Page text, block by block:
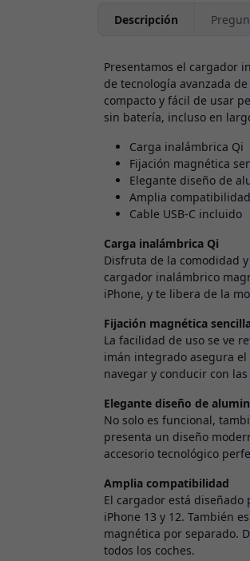
Descripción
Presentamos el cargador
de tecnología avanzada
compacto y fácil de usar
sin batería, incluso en
Carga inalámbrica Qi
Fijación magnética
Elegante diseño de
Amplia compatibilidad
Cable USB-C incluido
Carga inalámbrica Qi
Disfruta de la comodidad
cargador inalámbrico
iPhone, y te libera de la
Fijación magnética
La facilidad de uso se ve
imán integrado asegura
navegar y conducir con
Elegante diseño de
No solo es funcional,
presenta un diseño
accesorio tecnológico
Amplia compatibilidad
El cargador está
iPhone 13 y 12. También
magnética por separado.
todos los coches.